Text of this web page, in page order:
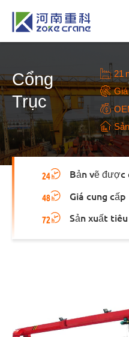
Cổng
Trục
21
Bản vẽ được
Giá cung cấp
Sản xuất